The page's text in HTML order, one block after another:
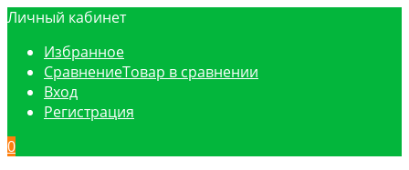
Личный кабинет
Избранное
СравнениеТовар в сравнении
Вход
Регистрация
0